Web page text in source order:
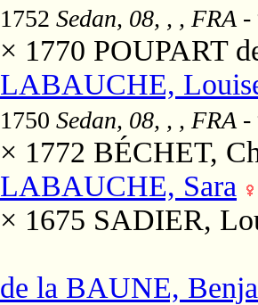
1752 Sedan, 08, , , FRA -
× 1770 POUPART
LABAUCHE,
1750 Sedan, 08, , , FRA -
× 1772 BÉCHET,
LABAUCHE, Sara
× 1675 SADIER,
de la BAUNE,